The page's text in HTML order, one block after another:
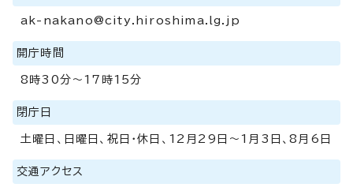
ak-nakano@city.hiroshima.lg.jp
開庁時間
8時30分～17時15分
閉庁日
土曜日、日曜日、祝日・休日、12月29日～1月3日、8月6日
交通アクセス